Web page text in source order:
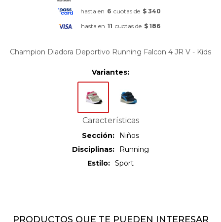
hasta en 6 cuotas de $ 340
hasta en 11 cuotas de $ 186
Champion Diadora Deportivo Running Falcon 4 JR V - Kids
Variantes:
Características
Sección
Niños
Disciplinas
Running
Estilo
Sport
PRODUCTOS QUE TE PUEDEN INTERESAR